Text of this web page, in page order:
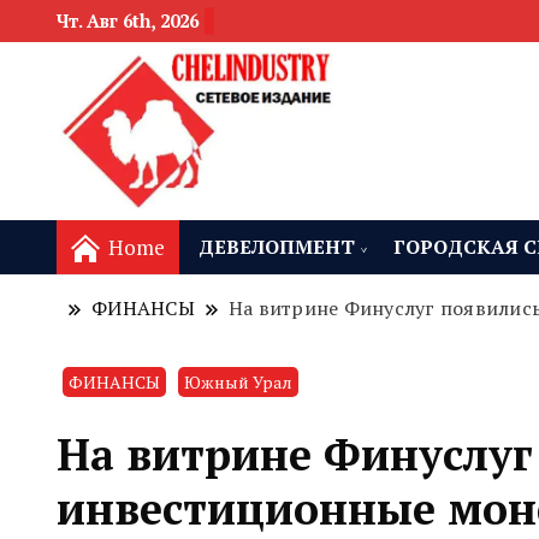
Чт. Авг 6th, 2026
Home ДЕВЕЛОПМЕНТ ГОРОДСКАЯ
ФИНАНСЫ На витрине Финуслуг
ФИНАНСЫ Южный Урал
На витрине
инвестиционные